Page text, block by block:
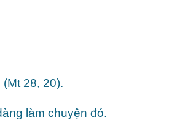
28, 20).
làm chuyện đó.